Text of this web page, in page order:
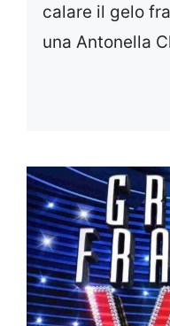
calare il gelo
una Antonella